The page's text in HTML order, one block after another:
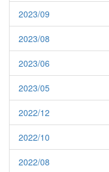
2023/09
2023/08
2023/06
2023/05
2022/12
2022/10
2022/08